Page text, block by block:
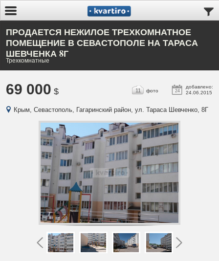
ПРОДАЕТСЯ НЕЖИЛОЕ ТРЕХКОМНАТНОЕ
ПОМЕЩЕНИЕ В СЕВАСТОПОЛЕ НА ТАРАСА
ШЕВЧЕНКА 8Г
Трехкомнатные
69 000 $ 24
добавлено:
24.06.2015
11 фото
Крым, Севастополь, Гагаринский район, ул. Тараса Шевченко, 8Г